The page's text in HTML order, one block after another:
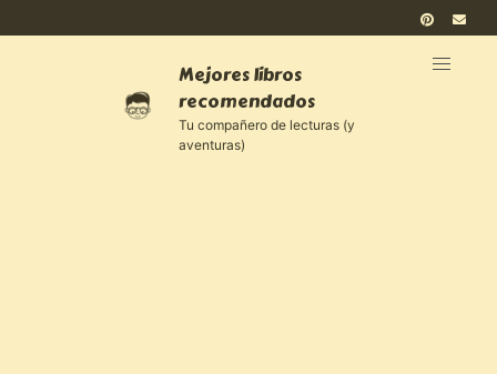
Mejores libros
recomendados
Tu compañero de lecturas (y
aventuras)